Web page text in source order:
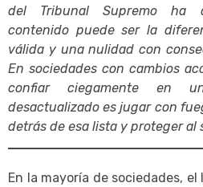
del Tribunal Supremo ha
contenido puede ser la
válida y una nulidad con
En sociedades con cambios
confiar ciegamente en
desactualizado es jugar con
detrás de esa lista y proteger al
En la mayoría de sociedades,